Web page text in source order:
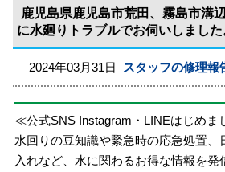
鹿児島県鹿児島市荒田、霧島市溝
に水廻りトラブルでお伺いしました
2024年03月31日 スタッフの修理報
≪公式SNS Instagram・LINEはじめま
水回りの豆知識や緊急時の応急処置、
入れなど、水に関わるお得な情報を発